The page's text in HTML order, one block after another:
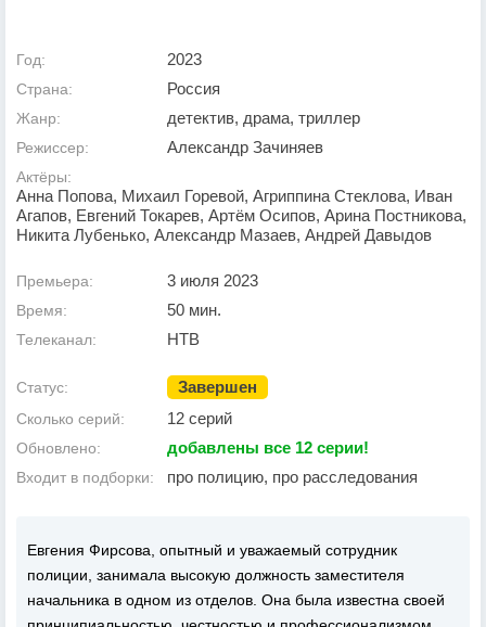
Год: 2023
Страна: Россия
Жанр: детектив, драма, триллер
Режиссер: Александр Зачиняев
Актёры:
Анна Попова, Михаил Горевой, Агриппина Стеклова, Иван
Агапов, Евгений Токарев, Артём Осипов, Арина Постникова,
Никита Лубенько, Александр Мазаев, Андрей Давыдов
Премьера: 3 июля 2023
Время: 50 мин.
Телеканал: НТВ
Статус: Завершен
Сколько серий: 12 серий
Обновлено: добавлены все 12 серии!
Входит в подборки: про полицию, про расследования
Евгения Фирсова, опытный и уважаемый сотрудник
полиции, занимала высокую должность заместителя
начальника в одном из отделов. Она была известна своей